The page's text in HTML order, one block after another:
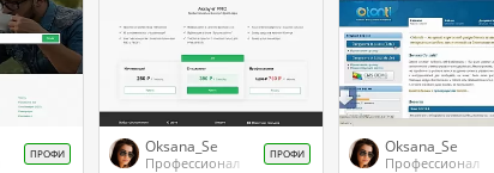
ПРОФИ Oksana_Se
Профессионал
ПРОФИ Oksana_Se
Профессионал